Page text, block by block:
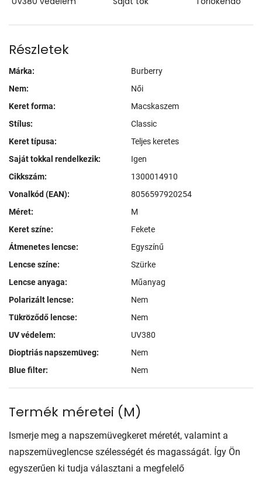
Részletek
Márka:
Burberry
Nem:
Női
Keret forma:
Macskaszem
Stílus:
Classic
Keret típusa:
Teljes keretes
Saját tokkal rendelkezik:
Igen
Cikkszám:
1300014910
Vonalkód (EAN):
8056597920254
Méret:
M
Keret színe:
Fekete
Átmenetes lencse:
Egyszínű
Lencse színe:
Szürke
Lencse anyaga:
Műanyag
Polarizált lencse:
Nem
Tükröződő lencse:
Nem
UV védelem:
UV380
Dioptriás napszemüveg:
Nem
Blue filter:
Nem
Termék méretei (M)
Ismerje meg a napszemüvegkeret méretét, valamint a
napszemüveglencse szélességét és magasságát. Így Ön
egyszerűen ki tudja választani a megfelelő